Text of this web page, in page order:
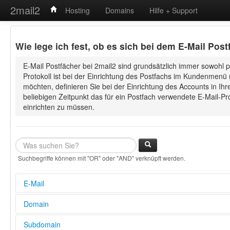
2mail2 Hosting Domains Hilfe + Support
Wie lege ich fest, ob es sich bei dem E-Mail
E-Mail Postfächer bei 2mail2 sind grundsätzlich immer
Protokoll ist bei der Einrichtung des Postfachs im
möchten, definieren Sie bei der Einrichtung des Accounts in
beliebigen Zeitpunkt das für ein Postfach verwendete E-Mail-
einrichten zu müssen.
Suchbegriffe können mit "OR" oder "AND" verknüpft werden.
E-Mail
E-Mail Adresse in Outlook einrichten (POP3/IMAP und SMTP
Wie lege ich fest, ob es sich bei dem E-Mail Postfach um ein
Konto handelt?
Domain
Wie kann ich meine Domain weiterleiten?
Subdomain